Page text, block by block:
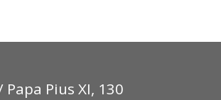
Papa Pius XI, 130